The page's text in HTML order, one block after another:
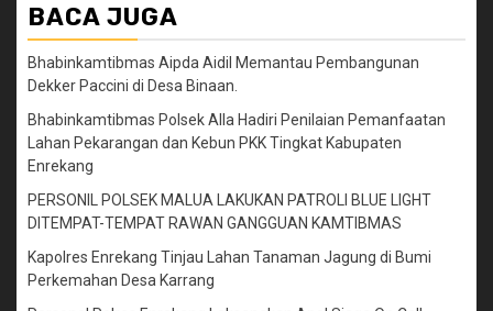
BACA JUGA
Bhabinkamtibmas Aipda Aidil Memantau Pembangunan
Dekker Paccini di Desa Binaan.
Bhabinkamtibmas Polsek Alla Hadiri Penilaian Pemanfaatan
Lahan Pekarangan dan Kebun PKK Tingkat Kabupaten
Enrekang
PERSONIL POLSEK MALUA LAKUKAN PATROLI BLUE LIGHT
DITEMPAT-TEMPAT RAWAN GANGGUAN KAMTIBMAS
Kapolres Enrekang Tinjau Lahan Tanaman Jagung di Bumi
Perkemahan Desa Karrang